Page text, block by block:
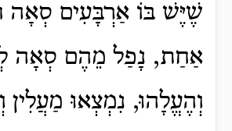
שֶׁיֶּשׁ בּוֹ אַרְבָּעִים סְאָה
אַחַת, נָפַל מֵהֶם סְאָה
וְהֶעֱלָהוּ, נִמְצְאוּ מַעֲלִין